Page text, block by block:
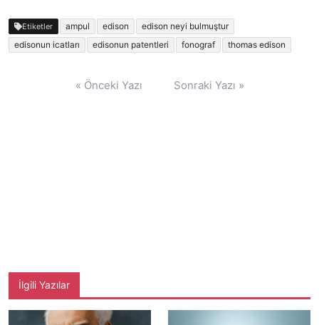
Etiketler ampul edison
edison neyi bulmuştur
edisonun icatları
edisonun patentleri fonograf thomas edison
« Önceki Yazı Sonraki Yazı »
İlgili Yazılar